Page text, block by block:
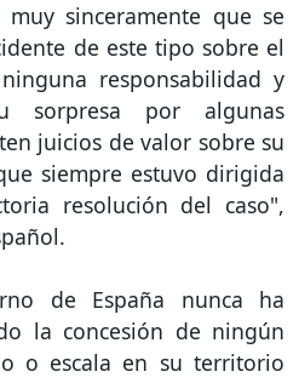
sinceramente que se
de este tipo sobre el
responsabilidad y
sorpresa por algunas
juicios de valor sobre su
siempre estuvo dirigida
resolución del caso",
de España nunca ha
la concesión de ningún
o escala en su territorio